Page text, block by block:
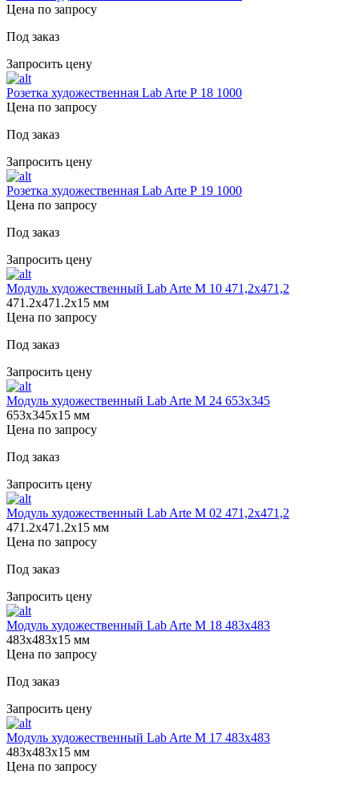
Цена по запросу
Под заказ
Запросить цену
Розетка художественная Lab Arte Р 18 1000
Цена по запросу
Под заказ
Запросить цену
Розетка художественная Lab Arte Р 19 1000
Цена по запросу
Под заказ
Запросить цену
Модуль художественный Lab Arte М 10 471,2х471,2
471.2х471.2х15 мм
Цена по запросу
Под заказ
Запросить цену
Модуль художественный Lab Arte М 24 653х345
653х345х15 мм
Цена по запросу
Под заказ
Запросить цену
Модуль художественный Lab Arte М 02 471,2х471,2
471.2х471.2х15 мм
Цена по запросу
Под заказ
Запросить цену
Модуль художественный Lab Arte М 18 483х483
483х483х15 мм
Цена по запросу
Под заказ
Запросить цену
Модуль художественный Lab Arte М 17 483х483
483х483х15 мм
Цена по запросу